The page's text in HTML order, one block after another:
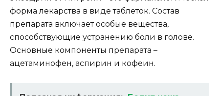
форма лекарства в виде таблеток. Состав
препарата включает особые вещества,
способствующие устранению боли в голове.
Основные компоненты препарата –
ацетаминофен, аспирин и кофеин.